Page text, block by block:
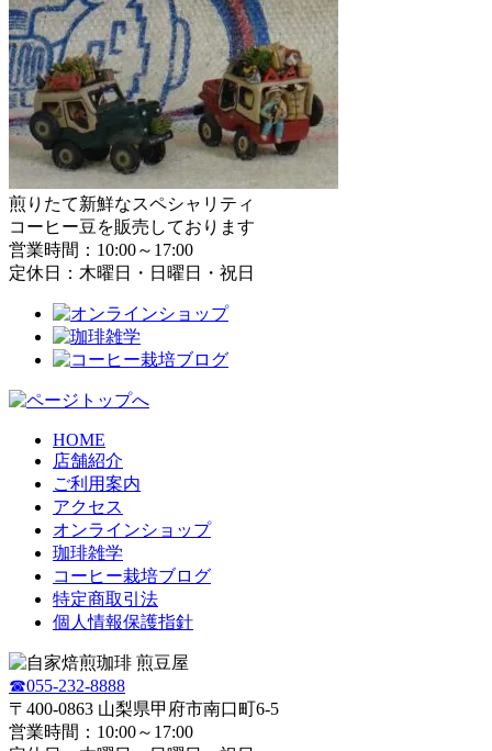
煎りたて新鮮なスペシャリティ
コーヒー豆を販売しております
営業時間：10:00～17:00
定休日：木曜日・日曜日・祝日
HOME
店舗紹介
ご利用案内
アクセス
オンラインショップ
珈琲雑学
コーヒー栽培ブログ
特定商取引法
個人情報保護指針
☎055-232-8888
〒400-0863 山梨県甲府市南口町6-5
営業時間：10:00～17:00